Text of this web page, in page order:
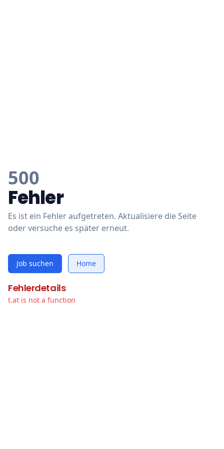
500
Fehler
Es ist ein Fehler aufgetreten. Aktualisiere die Seite
oder versuche es später erneut.
Job suchen Home
Fehlerdetails
t.at is not a function